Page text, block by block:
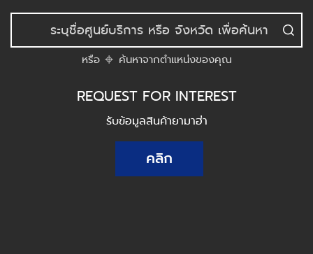
หรือ ค้นหาจากตำแหน่งของคุณ
REQUEST FOR INTEREST
รับข้อมูลสินค้ายามาฮ่า
คลิก